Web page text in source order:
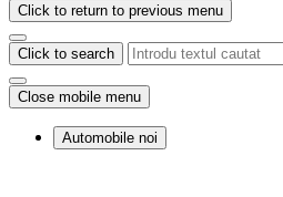
Click to return to previous menu
Click to search
Close mobile menu
Automobile noi